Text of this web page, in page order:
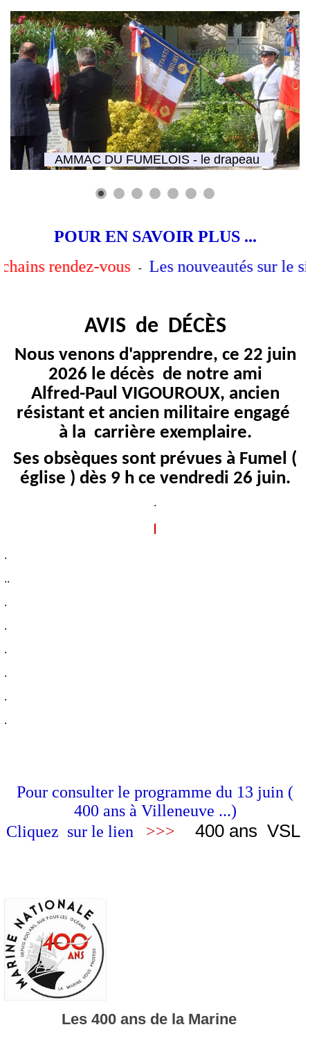
POUR EN SAVOIR PLUS ...
vous-Les nouveautés sur le site
AVIS de DÉCÈS
Nous venons d'apprendre, ce 22 juin
2026 le décès de notre ami
Alfred-Paul VIGOUROUX, ancien
résistant et ancien militaire engagé
à la carrière exemplaire.
Ses obsèques sont prévues à Fumel (
église ) dès 9 h ce vendredi 26 juin.
.
I
.
..
.
.
.
.
.
.
Pour consulter le programme du 13 juin (
400 ans à Villeneuve ...)
Cliquez sur le lien >>> 400 ans VSL
Les 400 ans de la Marine